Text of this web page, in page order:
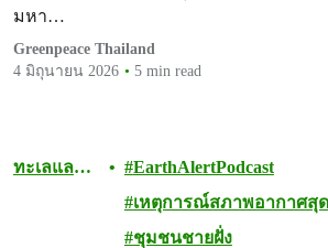
มหา…
Greenpeace Thailand
4 มิถุนายน 2026
5 min read
ทะเลและ
EarthAlertPodcast
เหตุการณ์สภาพอากาศสุ
ชุมชนชายฝั่ง